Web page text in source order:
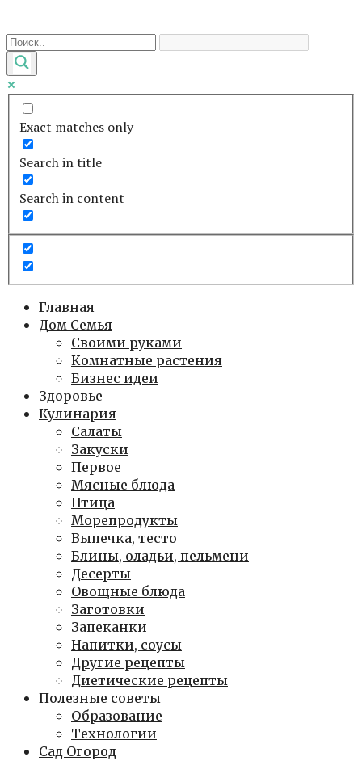
к
контенту
Exact matches only
Search in title
Search in content
Главная
Дом Семья
Своими руками
Комнатные растения
Бизнес идеи
Здоровье
Кулинария
Салаты
Закуски
Первое
Мясные блюда
Птица
Морепродукты
Выпечка, тесто
Блины, оладьи, пельмени
Десерты
Овощные блюда
Заготовки
Запеканки
Напитки, соусы
Другие рецепты
Диетические рецепты
Полезные советы
Образование
Технологии
Сад Огород